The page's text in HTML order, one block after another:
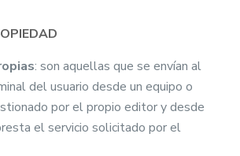
: son aquellas que se envían al
del usuario desde un equipo o
por el propio editor y desde
el servicio solicitado por el